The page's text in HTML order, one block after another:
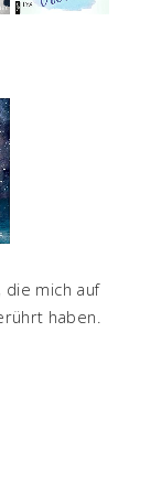
die mich auf
haben.